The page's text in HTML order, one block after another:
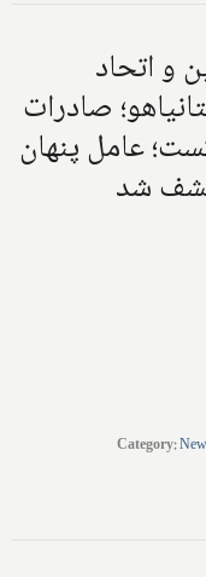
و اتحاد
صادرات
عامل پنهان
شد
Category: